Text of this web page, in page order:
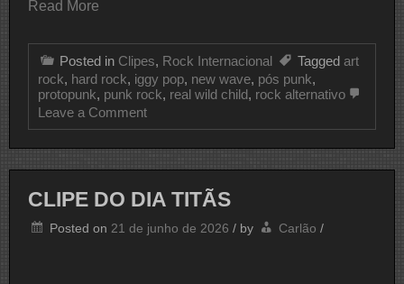
Read More
Posted in Clipes, Rock Internacional Tagged art
rock, hard rock, iggy pop, new wave, pós punk,
protopunk, punk rock, real wild child, rock alternativo
Leave a Commenton
CLIPE
IGGY
CLIPE DO DIA TITÃS
Posted on 21 de junho de 2026 / by Carlão /